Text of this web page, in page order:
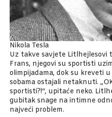
Nikola Tesla
Uz takve savjete Litlhejlesovi
Frans, njegovi su sportisti
olimpijadama, dok su kreveti
sobama ostajali netaknuti.
sportisti?!“, upitaće neko.
gubitak snage na intimne
najveći problem.